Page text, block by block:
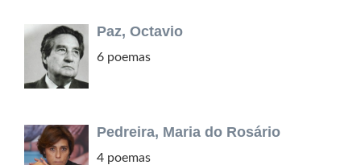
Paz, Octavio
6 poemas
Pedreira, Maria do Rosário
4 poemas